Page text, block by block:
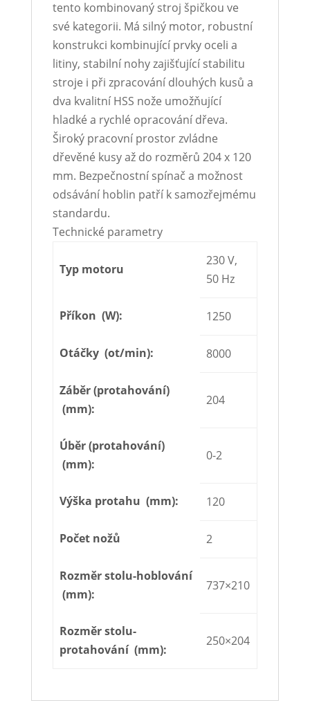
tento kombinovaný stroj špičkou ve
své kategorii. Má silný motor, robustní
konstrukci kombinující prvky oceli a
litiny, stabilní nohy zajišťující stabilitu
stroje i při zpracování dlouhých kusů a
dva kvalitní HSS nože umožňující
hladké a rychlé opracování dřeva.
Široký pracovní prostor zvládne
dřevěné kusy až do rozměrů 204 x 120
mm. Bezpečnostní spínač a možnost
odsávání hoblin patří k samozřejmému
standardu.
Technické parametry
Typ motoru
230 V,
50 Hz
Příkon (W): 1250
Otáčky (ot/min): 8000
Záběr (protahování)
(mm):
204
Úběr (protahování)
(mm):
0-2
Výška protahu (mm): 120
Počet nožů 2
Rozměr stolu-hoblování
(mm):
737×210
Rozměr stolu-
protahování (mm):
250×204